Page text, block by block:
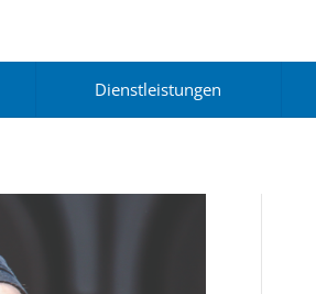
Dienstleistungen